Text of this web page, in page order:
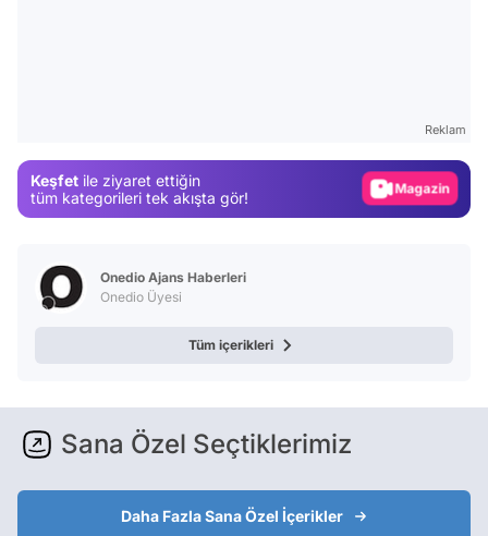
Reklam
Keşfet ile ziyaret ettiğin
tüm kategorileri tek akışta gör!
Video
Onedio Ajans Haberleri
Onedio Üyesi
Tüm içerikleri
Sana Özel Seçtiklerimiz
Daha Fazla Sana Özel İçerikler